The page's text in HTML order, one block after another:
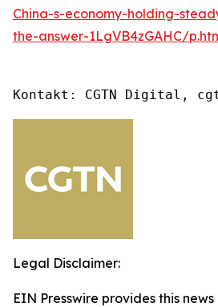
China-s-economy-holding-
the-answer-1LgVB4zGAHC/
Kontakt: CGTN Digital,
Legal Disclaimer:
EIN Presswire provides this